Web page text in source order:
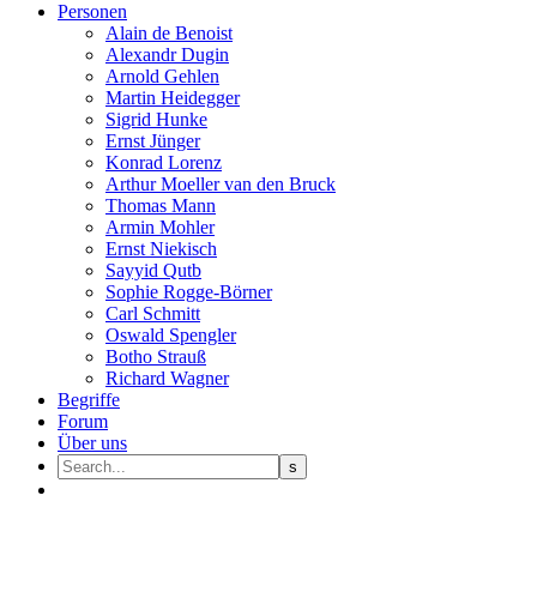
Per­so­nen
Alain de Benoist
Alex­andr Dugin
Arnold Gehlen
Martin Heid­eg­ger
Sigrid Hunke
Ernst Jünger
Konrad Lorenz
Arthur Moeller van den Bruck
Thomas Mann
Armin Mohler
Ernst Nie­kisch
Sayyid Qutb
Sophie Rogge-Börner
Carl Schmitt
Oswald Speng­ler
Botho Strauß
Richard Wagner
Begriffe
Forum
Über uns